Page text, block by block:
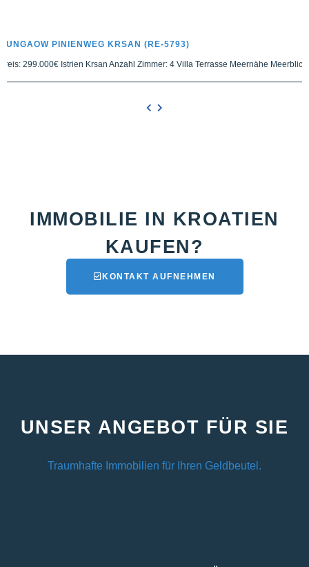
BUNGAOW PINIENWEG KRSAN (RE-5793)
Preis: 299.000€ Istrien Krsan Anzahl Zimmer: 4 Villa Terrasse Meernähe Meerblick
IMMOBILIE IN KROATIEN
KAUFEN?
KONTAKT AUFNEHMEN
UNSER ANGEBOT FÜR SIE​
Traumhafte Immobilien für Ihren Geldbeutel.